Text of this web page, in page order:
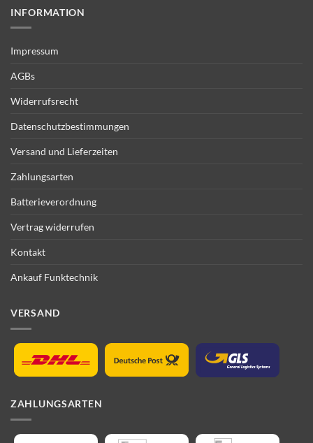
INFORMATION
Impressum
AGBs
Widerrufsrecht
Datenschutzbestimmungen
Versand und Lieferzeiten
Zahlungsarten
Batterieverordnung
Vertrag widerrufen
Kontakt
Ankauf Funktechnik
VERSAND
ZAHLUNGSARTEN